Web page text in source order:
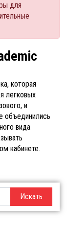
для
которая
легковых
и
объединились
вида
кабинете.
Искать